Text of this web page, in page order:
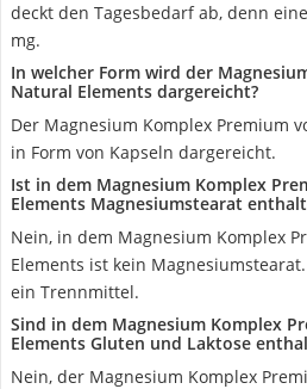
deckt den Tagesbedarf ab, denn
mg.
In welcher Form wird der
Natural Elements dargereicht?
Der Magnesium Komplex Premium
in Form von Kapseln dargereicht.
Ist in dem Magnesium Komplex
Elements Magnesiumstearat
Nein, in dem Magnesium Komplex
Elements ist kein
ein Trennmittel.
Sind in dem Magnesium Komplex
Elements Gluten und Laktose
Nein, der Magnesium Komplex